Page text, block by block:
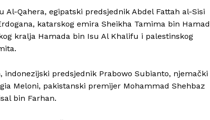
Qahera, egipatski predsjednik Abdel Fattah al-Sisi
katarskog emira Sheikha Tamima bin
kralja Hamada bin Isu Al Khalifu i palestinskog
predsjednik Prabowo Subianto, njemački
Meloni, pakistanski premijer Mohammad Shehbaz
bin Farhan.